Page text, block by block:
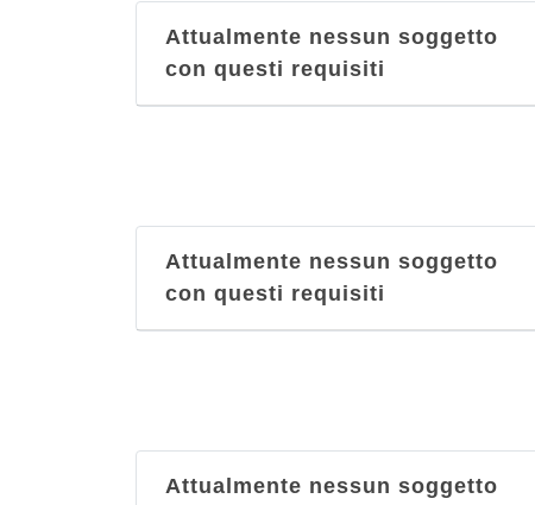
Attualmente nessun soggetto
con questi requisiti
Attualmente nessun soggetto
con questi requisiti
Attualmente nessun soggetto